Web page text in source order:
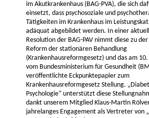
im Akutkrankenhaus (BAG-PVA), die sich
einsetzt, dass psychosoziale und
Tätigkeiten im Krankenhaus im
adäquat abgebildet werden. In einer
Resolution der BAG-PAV nimmt diese zu
Reform der stationären Behandlung
(Krankenhausreformgesetz) und das am 10.
vom Bundesministerium für Gesundheit
veröffentlichte Eckpunktepapier zum
Krankenhausreformgesetz Stellung.
Psychologie“ unterstützt diese
dankt unserem Mitglied Klaus-Martin
jahrelanges Engagement als Vertreter von